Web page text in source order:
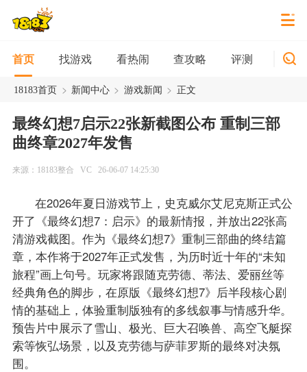
首页 找游戏 看热闹 查攻略 评测 新游
18183首页 > 新闻中心 > 游戏新闻 > 正文
最终幻想7启示22张新截图公布 重制三部
曲终章2027年发售
来源：18183整合 VC 26-06-07 14:25:30
在2026年夏日游戏节上，史克威尔艾尼克斯正式公
开了《最终幻想7：启示》的最新情报，并放出22张高
清游戏截图。作为《最终幻想7》重制三部曲的终结篇
章，本作将于2027年正式发售，为历时近十年的“未知
旅程”画上句号。玩家将跟随克劳德、蒂法、爱丽丝等
经典角色的脚步，在原版《最终幻想7》后半段核心剧
情的基础上，体验重制版独有的多线叙事与情感升华。
预告片中展示了雪山、极光、巨大召唤兽、高空飞艇探
索等恢弘场景，以及克劳德与萨菲罗斯的最终对决氛
围。